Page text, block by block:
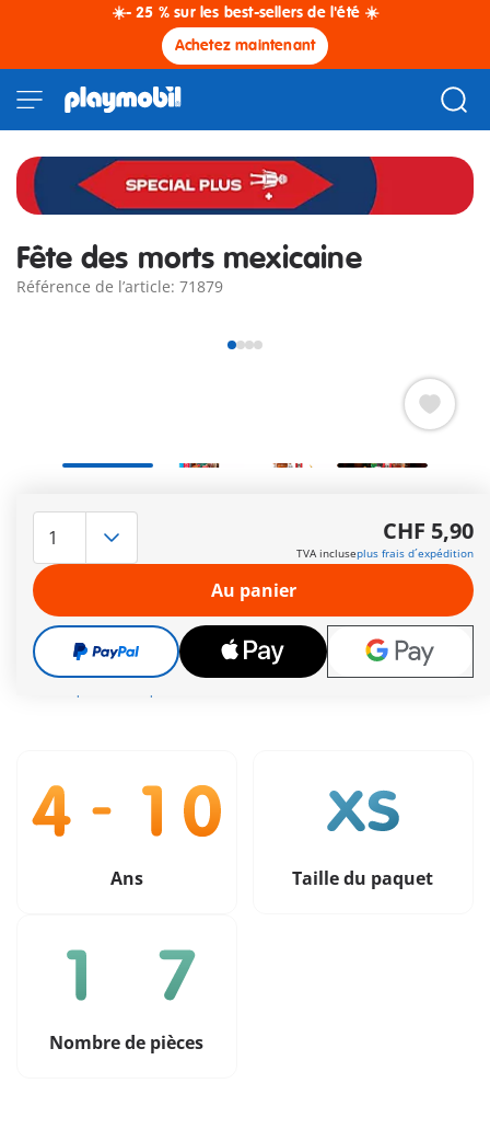
☀️- 25 % sur les best-sellers de l'été ☀️
Achetez maintenant
Fête des morts mexicaine
Référence de l’article: 71879
Muertos, un jour de fête joyeusement coloré, au cours duquel
nos ancêtres sont célébrés au ciel. Comprend un homme et
des accessoires.
Autres informations
Livraison gratuite à partir de CHF 99
CHF 5,90
CHF 5,90
TVA incluseplus frais d´expédition
Au panier
Ans Taille du paquet
Nombre de pièces